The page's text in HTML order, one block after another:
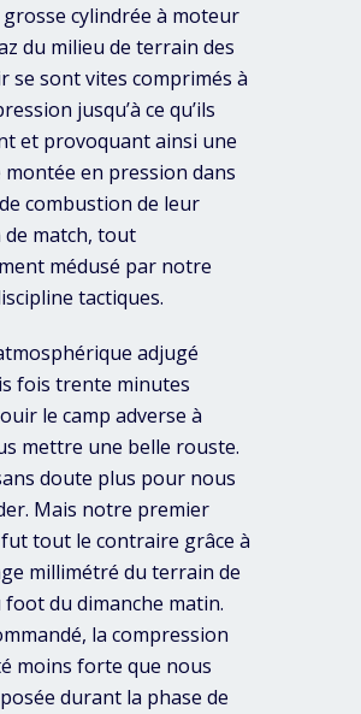
grosse cylindrée à moteur
du milieu de terrain des
se sont vites comprimés à
jusqu’à ce qu’ils
et provoquant ainsi une
en pression dans
combustion de leur
de match, tout
médusé par notre
tactiques.
adjugé
fois trente minutes
le camp adverse à
mettre une belle rouste.
doute plus pour nous
Mais notre premier
tout le contraire grâce à
millimétré du terrain de
du dimanche matin.
la compression
moins forte que nous
durant la phase de